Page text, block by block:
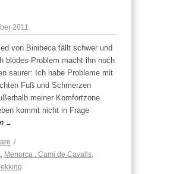
2011
von Binibeca fällt schwer und
blödes Problem macht ihn noch
saurer: Ich habe Probleme mit
Fuß und Schmerzen
meiner Komfortzone.
kommt nicht in Frage
→
/
Menorca . Cami de Cavalls